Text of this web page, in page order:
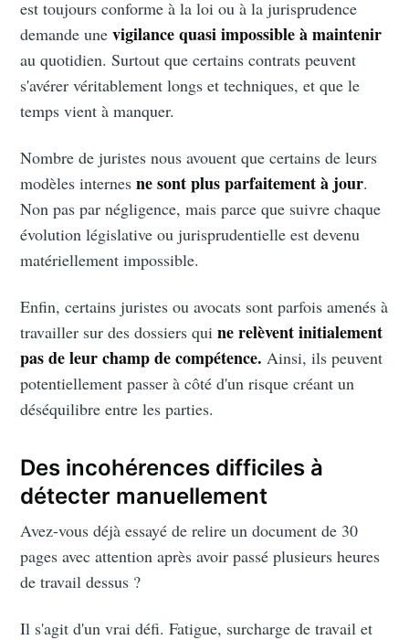
est toujours conforme à la loi ou à la jurisprudence
demande unevigilance quasi impossible à maintenir
au quotidien. Surtout que certains contrats peuvent
s'avérer véritablement longs et techniques, et que le
temps vient à manquer.
Nombre de juristes nous avouent que certains de leurs
modèles internesne sont plus parfaitement à jour.
Non pas par négligence, mais parce que suivre chaque
évolution législative ou jurisprudentielle est devenu
matériellement impossible.
Enfin, certains juristes ou avocats sont parfois amenés à
travailler sur des dossiers quine relèvent initialement
pas de leur champ de compétence. Ainsi, ils peuvent
potentiellement passer à côté d'un risque créant un
déséquilibre entre les parties.
Des incohérences difficiles à
détecter manuellement
Avez-vous déjà essayé de relire un document de 30
pages avec attention après avoir passé plusieurs heures
de travail dessus ?
Il s'agit d'un vrai défi. Fatigue, surcharge de travail et